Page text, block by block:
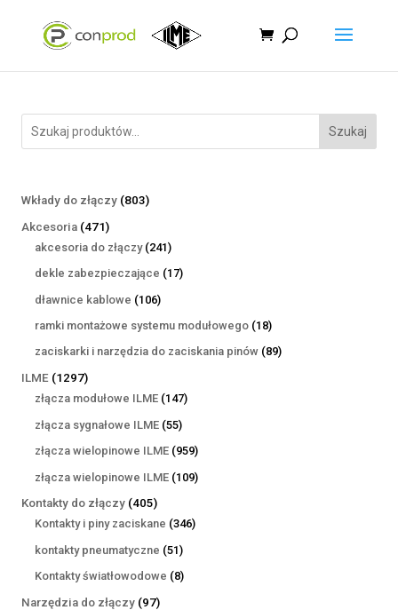
Szukaj
Wkłady do złączy 803803
Akcesoria 471471
produktów
akcesoria do złączy 241241
produktów
dekle zabezpieczające 1717
dławnice kablowe 106106
produktów
ramki montażowe systemu modułowego 1818
produktów
zaciskarki i narzędzia do zaciskania pinów 8989
ILME 12971297
produktów
złącza modułowe ILME 147147
złącza sygnałowe ILME 5555
produktów
złącza wielopinowe ILME 959959
produktów
złącza wielopinowe ILME 109109
Kontakty do złączy 405405
produktów
Kontakty i piny zaciskane 346346
kontakty pneumatyczne 5151
produktów
Kontakty światłowodowe 88
Narzędzia do złączy 9797